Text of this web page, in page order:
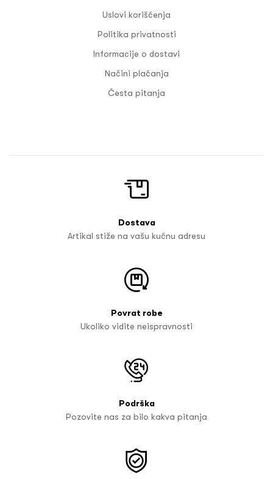
Uslovi korišćenja
Politika privatnosti
Informacije o dostavi
Načini plaćanja
Česta pitanja
Dostava
Artikal stiže na vašu kućnu adresu
Povrat robe
Ukoliko vidite neispravnosti
Podrška
Pozovite nas za bilo kakva pitanja